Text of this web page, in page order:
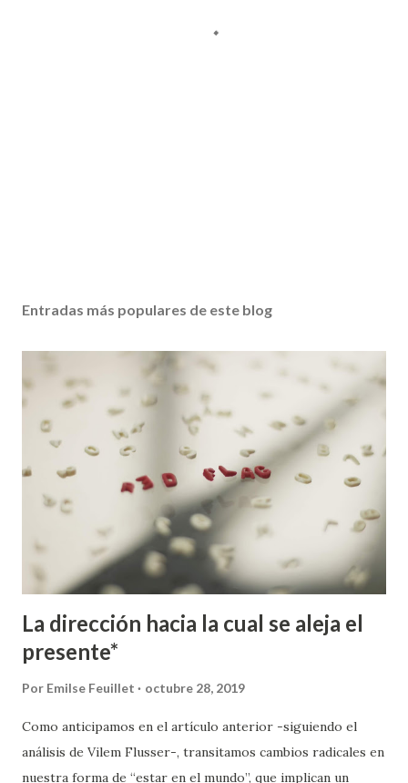
Entradas más populares de este blog
La dirección hacia la cual se aleja el
presente*
Por Emilse Feuillet octubre 28, 2019
Como anticipamos en el artículo anterior -siguiendo el
análisis de Vilem Flusser-, transitamos cambios radicales en
nuestra forma de “estar en el mundo”, que implican un